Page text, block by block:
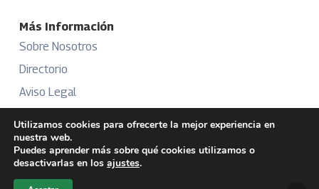
Más Información
Sobre Nosotros
Directorio
Aviso Legal
Publicidad
Utilizamos cookies para ofrecerte la mejor experiencia en
nuestra web.
Puedes aprender más sobre qué cookies utilizamos o
desactivarlas en los ajustes.